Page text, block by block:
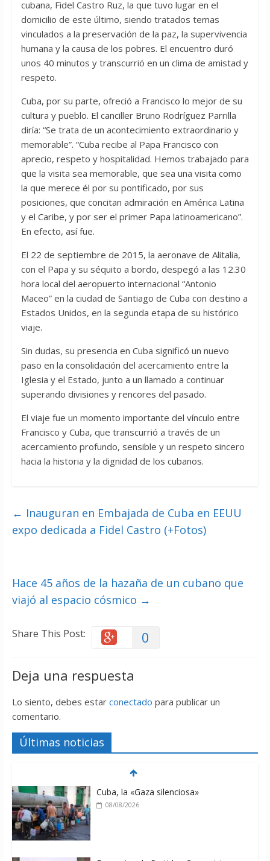
cubana, Fidel Castro Ruz, la que tuvo lugar en el
domicilio de este último, siendo tratados temas
vinculados a la preservación de la paz, la supervivencia
humana y la causa de los pobres. El encuentro duró
unos 40 minutos y transcurrió en un clima de amistad y
respeto.
Cuba, por su parte, ofreció a Francisco lo mejor de su
cultura y pueblo. El canciller Bruno Rodríguez Parrilla
diría: “Se trata de un acontecimiento extraordinario y
memorable”. “Cuba recibe al Papa Francisco con
aprecio, respeto y hospitalidad. Hemos trabajado para
que la visita sea memorable, que sea una visita como
la que merece él por su pontificado, por sus
posiciones, que concitan admiración en América Latina
y el Caribe, y por ser el primer Papa latinoamericano”.
En efecto, así fue.
El 22 de septiembre de 2015, la aeronave de Alitalia,
con el Papa y su séquito a bordo, despegó a las 12.30
hora local del aeropuerto internacional “Antonio
Maceo” en la ciudad de Santiago de Cuba con destino a
Estados Unidos, en la segunda etapa de su histórico
viaje.
Sin dudas, su presencia en Cuba significó un nuevo
paso en la consolidación del acercamiento entre la
Iglesia y el Estado, junto a un llamado a continuar
superando divisiones y rencores del pasado.
El viaje fue un momento importante del vínculo entre
Francisco y Cuba, que transcurrió a través de un
acercamiento profundo, sensible y un respeto sincero
hacia la historia y la dignidad de los cubanos.
← Inauguran en Embajada de Cuba en EEUU
expo dedicada a Fidel Castro (+Fotos)
Hace 45 años de la hazaña de un cubano que
viajó al espacio cósmico →
Share This Post: 0
Deja una respuesta
Lo siento, debes estar conectado para publicar un
comentario.
Últimas noticias
Cuba, la «Gaza silenciosa»
08/08/2026